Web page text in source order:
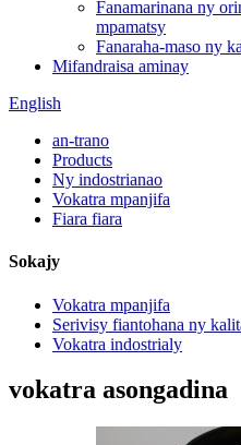
Fanamarinana ny
mpamatsy
Fanaraha-maso ny
Mifandraisa aminay
English
an-trano
Products
Ny indostrianao
Vokatra mpanjifa
Fiara fiara
Sokajy
Vokatra mpanjifa
Serivisy fiantohana ny
Vokatra indostrialy
vokatra asongadina